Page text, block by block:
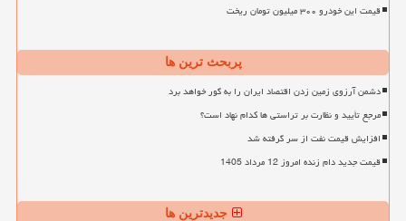
قیمت این خودرو ۳۰۰ میلیون تومان ریخت
پربحث ترین ها
دشمن آرزوی زمین زدن اقتصاد ایران را به گور خواهد برد
مرجع تأیید و نظارت بر تراستی ها کدام نهاد است؟
افزایش قیمت نفت از سر گرفته شد
قیمت جدید دام زنده امروز 12 مرداد 1405
جدیدترین ها